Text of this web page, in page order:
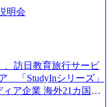
げ、クライアント目
のある成果を提供し
を目指し、さらに採用
カスをして急成長す
ム【株式会社ノース
ビュー】 (https://my-vi
明会
訪日教育旅行サービ
「StudyInシリーズ」
ア企業 海外21カ国と